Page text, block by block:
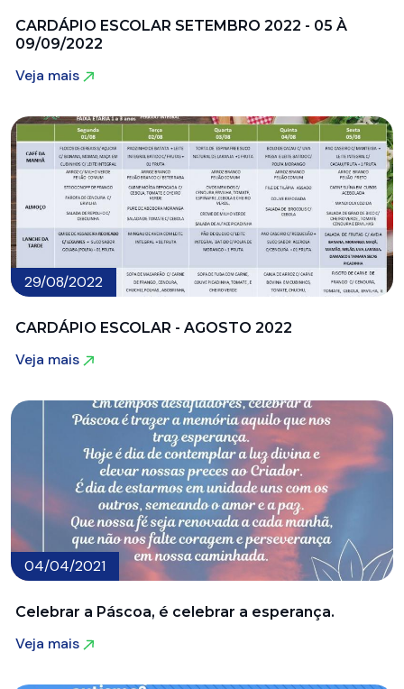
CARDÁPIO ESCOLAR SETEMBRO 2022 - 05 À
09/09/2022
Veja mais
29/08/2022
CARDÁPIO ESCOLAR - AGOSTO 2022
Veja mais
04/04/2021
Celebrar a Páscoa, é celebrar a esperança.
Veja mais